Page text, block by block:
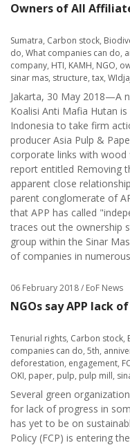
Owners of All
Sumatra, Carbon stock,
do, What companies can do,
company, HTI, KAMH, NGO,
sinar mas, structure, tax,
Jakarta, 30 May 2018—A
Koalisi Anti Mafia Hutan
Indonesia to take firm
producer Asia Pulp &
corporate links with wood
report entitled Removing
apparent close
parent conglomerate of
that APP has called
traces out the ownership
group within the Sinar
of companies in
06 February 2018/ EoF News
NGOs say APP lack
Tenurial rights, Carbon stock,
companies can do, 5th,
deforestation, engagement,
OKI, paper, pulp, pulp mill,
Several green
for lack of progress in
has yet to be on
Policy (FCP) is entering